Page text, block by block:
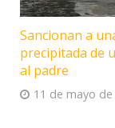
Sancionan a
precipitada de
al padre
11 de mayo de